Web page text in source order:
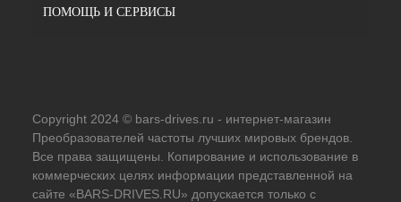
ПОМОЩЬ И СЕРВИСЫ
Copyright 2024 © bars-drives.ru - интернет-магазин
Преобразователей частоты лучших мировых брендов.
Все права защищены. Копирование и использование в
коммерческих целях информации представленной на
сайте «BARS-DRIVES.RU» допускается только с